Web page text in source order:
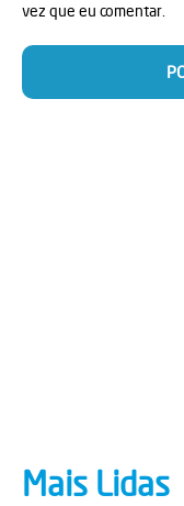
vez que eu comentar.
Mais Lidas